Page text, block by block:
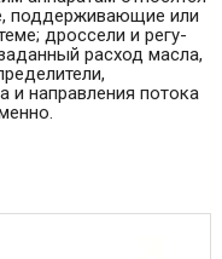
поддерживающие или
дроссели и регу­
расход масла,
и направления потока